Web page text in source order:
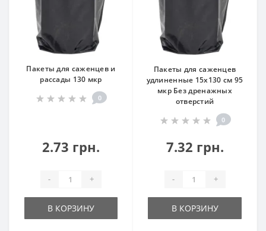
Пакеты для саженцев и
рассады 130 мкр
0
2.73 грн.
- +
В КОРЗИНУ
Пакеты для саженцев
удлиненные 15х130 см 95
мкр Без дренажных
отверстий
0
7.32 грн.
- +
В КОРЗИНУ